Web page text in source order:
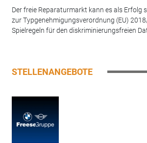
Der freie Reparaturmarkt kann es als Erfolg
zur Typgenehmigungsverordnung (EU)
Spielregeln für den diskriminierungsfreien
STELLENANGEBOTE